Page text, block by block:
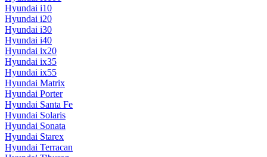
Hyundai i10
Hyundai i20
Hyundai i30
Hyundai i40
Hyundai ix20
Hyundai ix35
Hyundai ix55
Hyundai Matrix
Hyundai Porter
Hyundai Santa Fe
Hyundai Solaris
Hyundai Sonata
Hyundai Starex
Hyundai Terracan